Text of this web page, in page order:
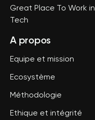
Great Place To Work in
Tech
A propos
Equipe et mission
Ecosystème
Méthodologie
Ethique et intégrité